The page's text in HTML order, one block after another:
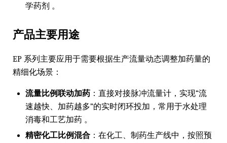
学药剂 。
产品主要用途
EP 系列主要应用于需要根据生产流量动态调整加药量的
精细化场景：
流量比例联动加药 ：直接对接脉冲流量计，实现“流
速越快、加药越多”的实时闭环投加，常用于水处理
消毒和工艺加药 。
精密化工比例混合 ：在化工、制药生产线中，按照预